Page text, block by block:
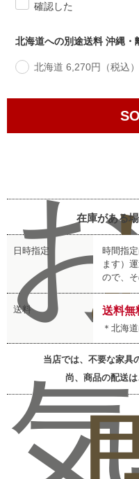
確認した
北海道への別途送料 沖縄・
北海道 6,270円（税込）
在庫がある
日時指定
時間指
ます）
ので、
送料 送料無
＊北海
当店では、不要な家具
尚、商品の配送